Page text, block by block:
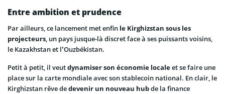
Entre ambition et prudence
Par ailleurs, ce lancement met enfin le Kirghizstan sous les
projecteurs, un pays jusque-là discret face à ses puissants voisins,
le Kazakhstan et l’Ouzbékistan.
Petit à petit, il veutdynamiser son économie localeet se faire une
place sur la carte mondiale avec son stablecoin national. En clair, le
Kirghizstan rêve dedevenir un nouveau hubde la finance